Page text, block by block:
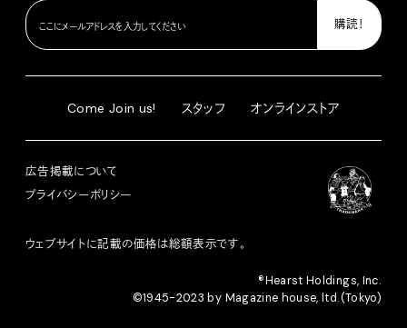
Come Join us! スタッフ オンラインストア
広告掲載について
プライバシーポリシー
ウェブサイトに記載の価格は総額表示です。
®︎Hearst Holdings, Inc.
©1945-2023 by Magazine house, ltd.(Tokyo)